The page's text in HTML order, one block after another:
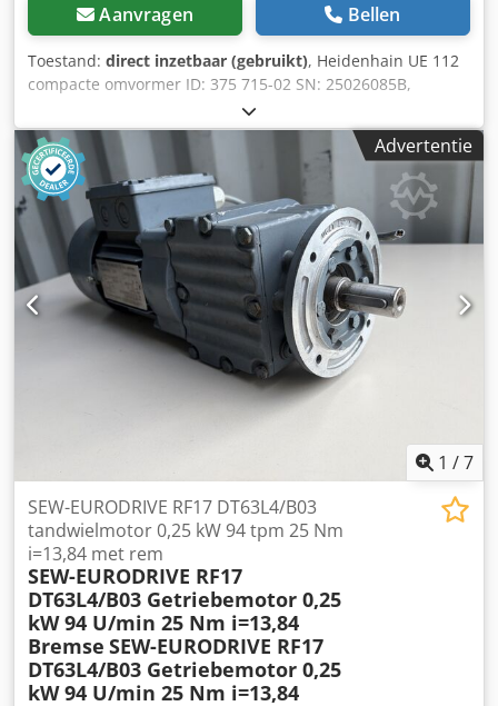
Aanvragen Bellen
Toestand: direct inzetbaar (gebruikt), Heidenhain UE 112
compacte omvormer ID: 375 715-02 SN: 25026085B,
gebruikt, in goede staat, 100% functioneel, levering
volgens foto’s Crodpfx Agjy Srphe Ujf
Advertentie
1 /7
SEW-EURODRIVE RF17 DT63L4/B03
tandwielmotor 0,25 kW 94 tpm 25 Nm
i=13,84 met rem
SEW-EURODRIVE RF17
DT63L4/B03 Getriebemotor 0,25
kW 94 U/min 25 Nm i=13,84
Bremse SEW-EURODRIVE RF17
DT63L4/B03 Getriebemotor 0,25
kW 94 U/min 25 Nm i=13,84